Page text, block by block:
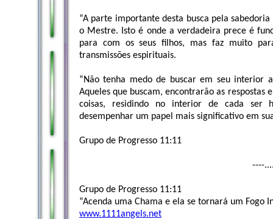
“A parte importante desta busca pela
o Mestre. Isto é onde a verdadeira prece é
para com os seus filhos, mas faz muito
transmissões espirituais.
“Não tenha medo de buscar em seu interior
Aqueles que buscam, encontrarão as respostas
coisas, residindo no interior de cada ser
desempenhar um papel mais significativo em
Grupo de Progresso 11:11
----
Grupo de Progresso 11:11
“Acenda uma Chama e ela se tornará um Fogo
www.1111angels.net